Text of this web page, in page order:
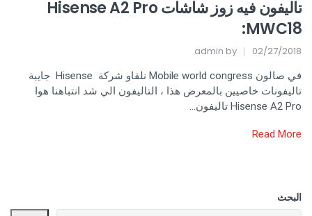
تاليفون فيه زوز شاشات Hisense A2 Pro
:MWC18
02/27/2018
admin
في صالون Mobile world congress نلقاو شركة Hisense جايبة
تاليفونات خاصيين بالمعرض هذا ، التاليفون الي شد انتباهنا هوا
Hisense A2 Pro تاليفون…
Read More
البحث